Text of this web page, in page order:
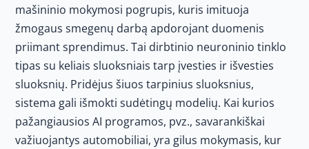
mašininio mokymosi pogrupis, kuris imituoja
žmogaus smegenų darbą apdorojant duomenis
priimant sprendimus. Tai dirbtinio neuroninio tinklo
tipas su keliais sluoksniais tarp įvesties ir išvesties
sluoksnių. Pridėjus šiuos tarpinius sluoksnius,
sistema gali išmokti sudėtingų modelių. Kai kurios
pažangiausios AI programos, pvz., savarankiškai
važiuojantys automobiliai, yra gilus mokymasis, kur